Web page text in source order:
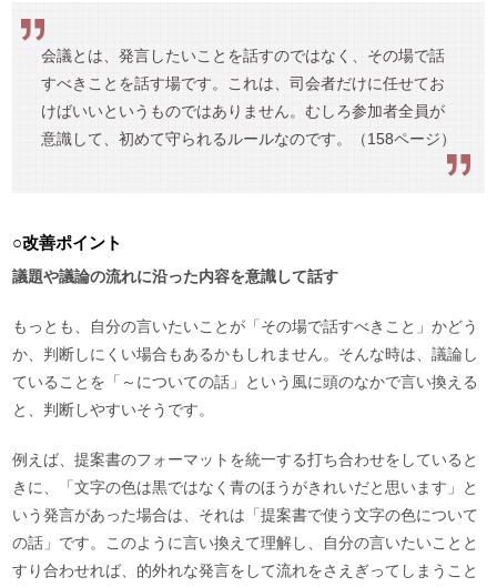
会議とは、発言したいことを話すのではなく、その場で話
すべきことを話す場です。これは、司会者だけに任せてお
けばいいというものではありません。むしろ参加者全員が
意識して、初めて守られるルールなのです。（158ページ）
○改善ポイント
議題や議論の流れに沿った内容を意識して話す
もっとも、自分の言いたいことが「その場で話すべきこと」かどう
か、判断しにくい場合もあるかもしれません。そんな時は、議論し
ていることを「～についての話」という風に頭のなかで言い換える
と、判断しやすいそうです。
例えば、提案書のフォーマットを統一する打ち合わせをしていると
きに、「文字の色は黒ではなく青のほうがきれいだと思います」と
いう発言があった場合は、それは「提案書で使う文字の色について
の話」です。このように言い換えて理解し、自分の言いたいことと
すり合わせれば、的外れな発言をして流れをさえぎってしまうこと